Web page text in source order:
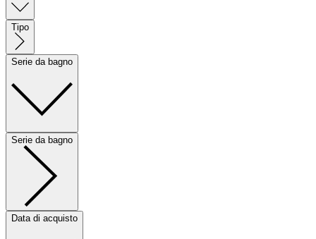
Tipo
Serie da bagno
Serie da bagno
Data di acquisto